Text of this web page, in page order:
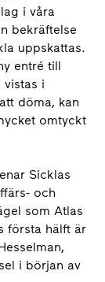
i våra
bekräftelse
uppskattas.
entré till
vistas i
döma, kan
omtyckt
Sicklas
och
som Atlas
första hälft är
i början av